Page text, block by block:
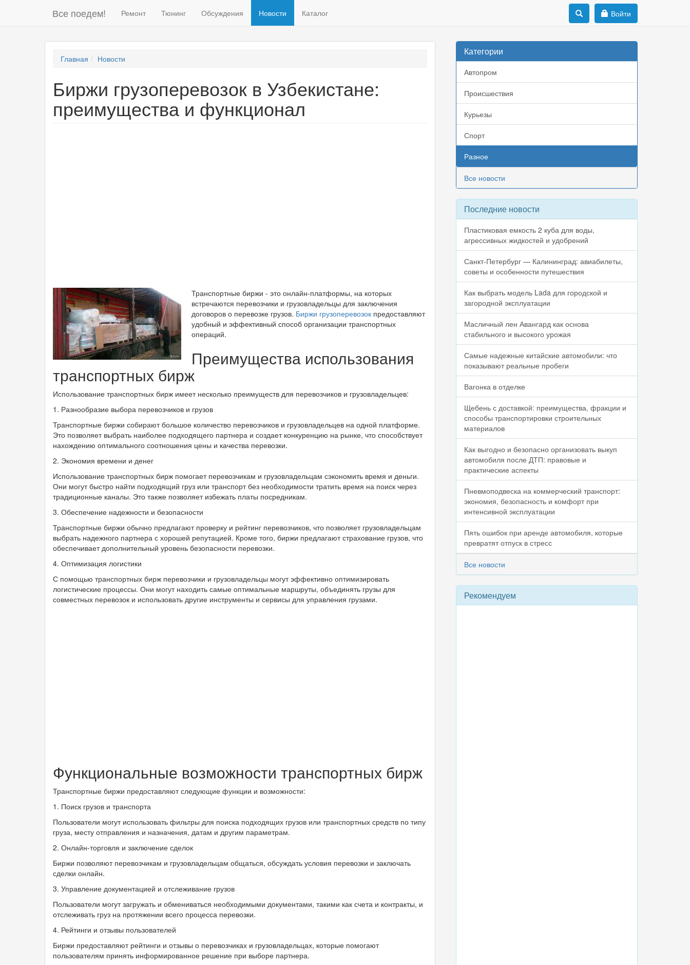
Все поедем! Ремонт Тюнинг Обсуждения Новости Каталог Войти
Главная Новости
Биржи грузоперевозок в Узбекистане:
преимущества и функционал
Транспортные биржи - это онлайн-платформы, на которых
встречаются перевозчики и грузовладельцы для заключения
договоров о перевозке грузов. Биржи грузоперевозок предоставляют
удобный и эффективный способ организации транспортных
операций.
Преимущества использования
транспортных бирж
Использование транспортных бирж имеет несколько преимуществ для перевозчиков и грузовладельцев:
1. Разнообразие выбора перевозчиков и грузов
Транспортные биржи собирают большое количество перевозчиков и грузовладельцев на одной платформе.
Это позволяет выбрать наиболее подходящего партнера и создает конкуренцию на рынке, что способствует
нахождению оптимального соотношения цены и качества перевозки.
2. Экономия времени и денег
Использование транспортных бирж помогает перевозчикам и грузовладельцам сэкономить время и деньги.
Они могут быстро найти подходящий груз или транспорт без необходимости тратить время на поиск через
традиционные каналы. Это также позволяет избежать платы посредникам.
3. Обеспечение надежности и безопасности
Транспортные биржи обычно предлагают проверку и рейтинг перевозчиков, что позволяет грузовладельцам
выбрать надежного партнера с хорошей репутацией. Кроме того, биржи предлагают страхование грузов, что
обеспечивает дополнительный уровень безопасности перевозки.
4. Оптимизация логистики
С помощью транспортных бирж перевозчики и грузовладельцы могут эффективно оптимизировать
логистические процессы. Они могут находить самые оптимальные маршруты, объединять грузы для
совместных перевозок и использовать другие инструменты и сервисы для управления грузами.
Функциональные возможности транспортных бирж
Транспортные биржи предоставляют следующие функции и возможности:
1. Поиск грузов и транспорта
Пользователи могут использовать фильтры для поиска подходящих грузов или транспортных средств по типу
груза, месту отправления и назначения, датам и другим параметрам.
2. Онлайн-торговля и заключение сделок
Биржи позволяют перевозчикам и грузовладельцам общаться, обсуждать условия перевозки и заключать
сделки онлайн.
3. Управление документацией и отслеживание грузов
Пользователи могут загружать и обмениваться необходимыми документами, такими как счета и контракты, и
отслеживать груз на протяжении всего процесса перевозки.
4. Рейтинги и отзывы пользователей
Биржи предоставляют рейтинги и отзывы о перевозчиках и грузовладельцах, которые помогают
пользователям принять информированное решение при выборе партнера.
Категории
Автопром
Происшествия
Курьезы
Спорт
Разное
Все новости
Последние новости
Пластиковая емкость 2 куба для воды,
агрессивных жидкостей и удобрений
Санкт-Петербург — Калининград: авиабилеты,
советы и особенности путешествия
Как выбрать модель Lada для городской и
загородной эксплуатации
Масличный лен Авангард как основа
стабильного и высокого урожая
Самые надежные китайские автомобили: что
показывают реальные пробеги
Вагонка в отделке
Щебень с доставкой: преимущества, фракции и
способы транспортировки строительных
материалов
Как выгодно и безопасно организовать выкуп
автомобиля после ДТП: правовые и
практические аспекты
Пневмоподвеска на коммерческий транспорт:
экономия, безопасность и комфорт при
интенсивной эксплуатации
Пять ошибок при аренде автомобиля, которые
превратят отпуск в стресс
Все новости
Рекомендуем